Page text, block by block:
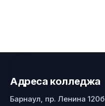
Адреса колледжа
Барнаул, пр. Ленина 120б